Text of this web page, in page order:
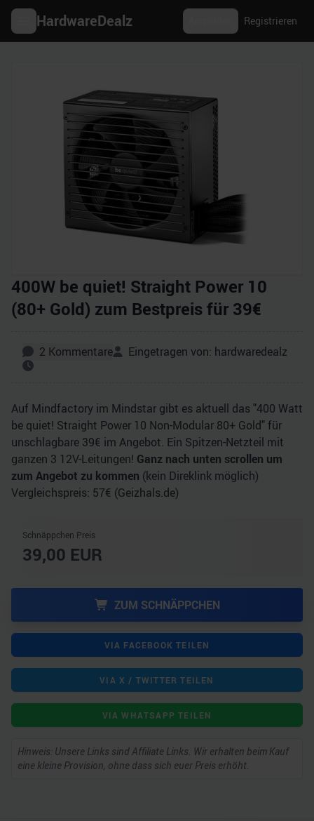
HardwareDealz Registrieren
400W be quiet! Straight Power 10
(80+ Gold) zum Bestpreis für 39€
2 Kommentare Eingetragen von: hardwaredealz
Auf Mindfactory im Mindstar gibt es aktuell das "400 Watt
be quiet! Straight Power 10 Non-Modular 80+ Gold" für
unschlagbare 39€ im Angebot. Ein Spitzen-Netzteil mit
ganzen 3 12V-Leitungen! Ganz nach unten scrollen um
zum Angebot zu kommen (kein Direklink möglich)
Vergleichspreis: 57€ (Geizhals.de)
Schnäppchen Preis
39,00 EUR
ZUM SCHNÄPPCHEN
VIA FACEBOOK TEILEN
VIA X / TWITTER TEILEN
VIA WHATSAPP TEILEN
Hinweis: Unsere Links sind Affiliate Links. Wir erhalten beim Kauf
eine kleine Provision, ohne dass sich euer Preis erhöht.